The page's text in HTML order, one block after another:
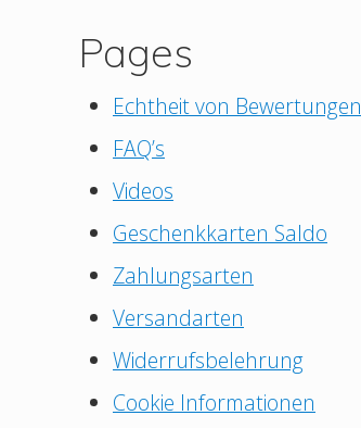
Pages
Echtheit von Bewertungen
FAQ’s
Videos
Geschenkkarten Saldo
Zahlungsarten
Versandarten
Widerrufsbelehrung
Cookie Informationen